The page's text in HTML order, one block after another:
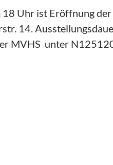
Uhr ist Eröffnung
14.
MVHS unter